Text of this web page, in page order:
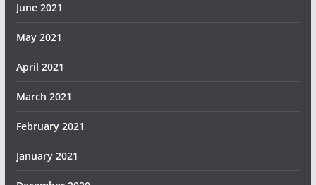
June 2021
May 2021
April 2021
March 2021
February 2021
January 2021